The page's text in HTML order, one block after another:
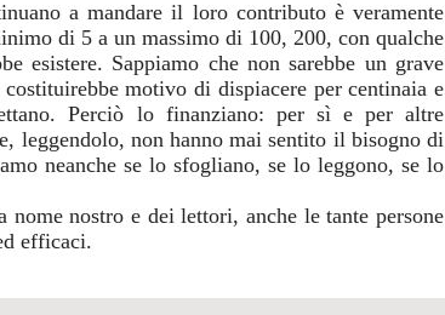
a mandare il loro contributo è veramente
di 5 a un massimo di 100, 200, con qualche
esistere. Sappiamo che non sarebbe un grave
motivo di dispiacere per centinaia e
Perciò lo finanziano: per sì e per altre
leggendolo, non hanno mai sentito il bisogno di
neanche se lo sfogliano, se lo leggono, se lo
nostro e dei lettori, anche le tante persone
efficaci.